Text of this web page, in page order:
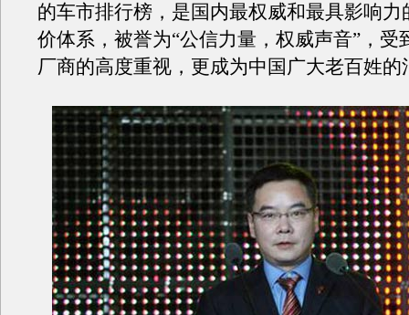
的车市排行榜，是国内最权威和最具影响力
价体系，被誉为“公信力量，权威声音”，受
厂商的高度重视，更成为中国广大老百姓的